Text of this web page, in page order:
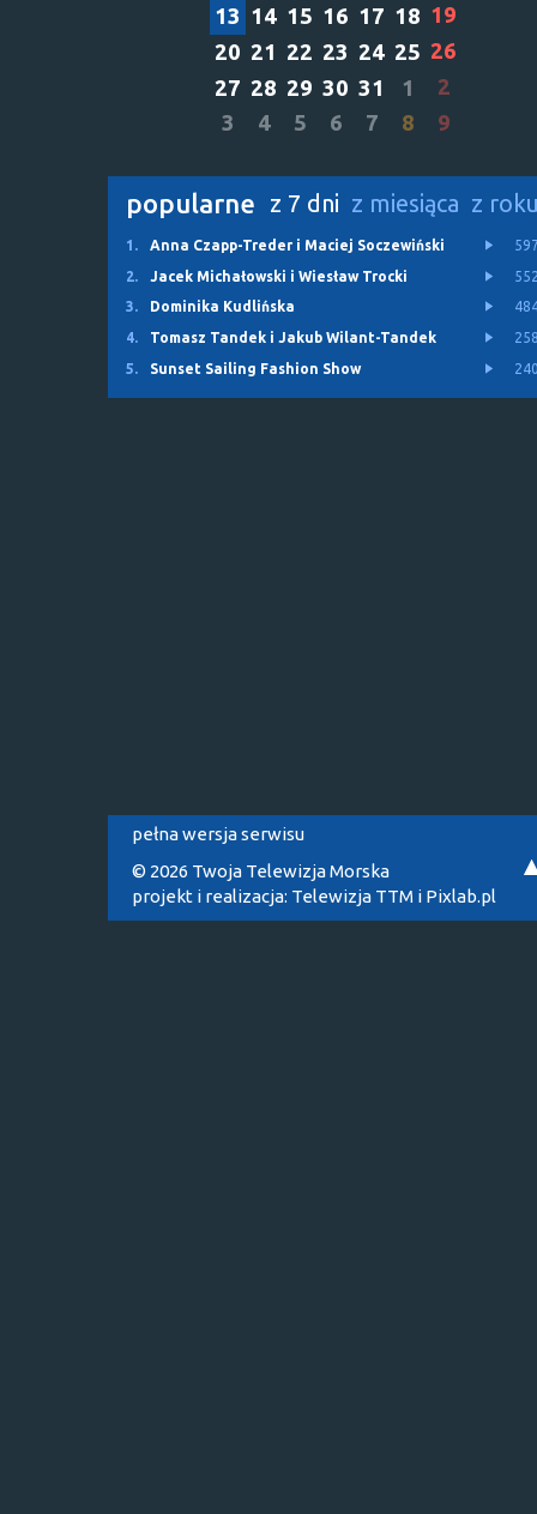
13 14 15 16 17 18 19
20 21 22 23 24 25 26
27 28 29 30 31 1
2
3
4 5 6 7 8 9
popularne z 7 dni z miesiąca z
1. Anna Czapp-Treder i Maciej Soczewiński
2.
Jacek Michałowski i Wiesław Trocki
3.
Dominika Kudlińska
4.
Tomasz Tandek i Jakub Wilant-Tandek
5.
Sunset Sailing Fashion Show
pełna wersja serwisu
© 2026 Twoja Telewizja Morska
projekt i realizacja: Telewizja TTM i Pixlab.pl